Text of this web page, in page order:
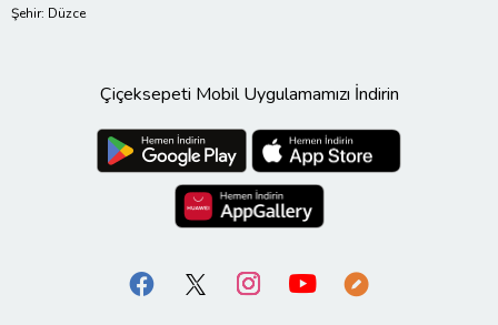
Şehir: Düzce
Çiçeksepeti Mobil Uygulamamızı İndirin